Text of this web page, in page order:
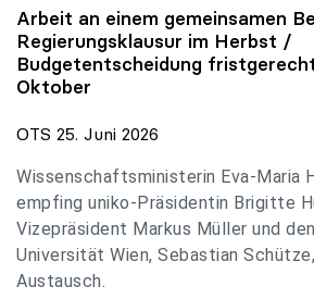
Arbeit an einem gemeinsamen
Regierungsklausur im Herbst /
Budgetentscheidung
Oktober
OTS 25. Juni 2026
Wissenschaftsministerin Eva-Maria
empfing uniko-Präsidentin Brigitte
Vizepräsident Markus Müller und
Universität Wien, Sebastian
Austausch.